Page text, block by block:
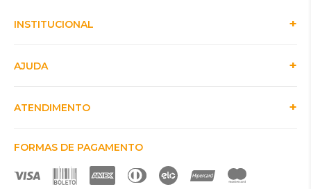
INSTITUCIONAL
AJUDA
ATENDIMENTO
FORMAS DE PAGAMENTO